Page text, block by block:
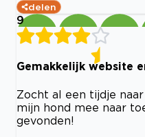
delen
9
Gemakkelijk website
Zocht al een tijdje
mijn hond mee naar
gevonden!